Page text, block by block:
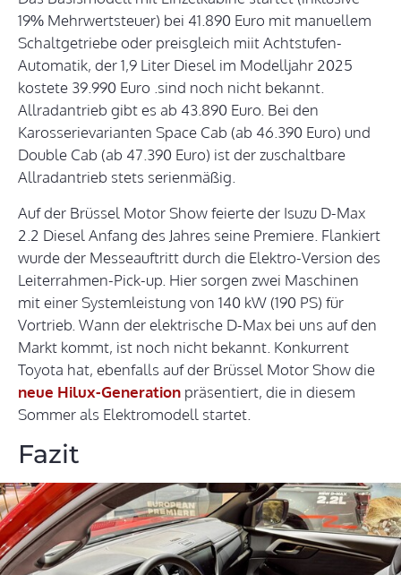
19% Mehrwertsteuer) bei 41.890 Euro mit manuellem
Schaltgetriebe oder preisgleich miit Achtstufen-
Automatik, der 1,9 Liter Diesel im Modelljahr 2025
kostete 39.990 Euro .sind noch nicht bekannt.
Allradantrieb gibt es ab 43.890 Euro. Bei den
Karosserievarianten Space Cab (ab 46.390 Euro) und
Double Cab (ab 47.390 Euro) ist der zuschaltbare
Allradantrieb stets serienmäßig.
Auf der Brüssel Motor Show feierte der Isuzu D-Max
2.2 Diesel Anfang des Jahres seine Premiere. Flankiert
wurde der Messeauftritt durch die Elektro-Version des
Leiterrahmen-Pick-up. Hier sorgen zwei Maschinen
mit einer Systemleistung von 140 kW (190 PS) für
Vortrieb. Wann der elektrische D-Max bei uns auf den
Markt kommt, ist noch nicht bekannt. Konkurrent
Toyota hat, ebenfalls auf der Brüssel Motor Show die
neue Hilux-Generation präsentiert, die in diesem
Sommer als Elektromodell startet.
Fazit